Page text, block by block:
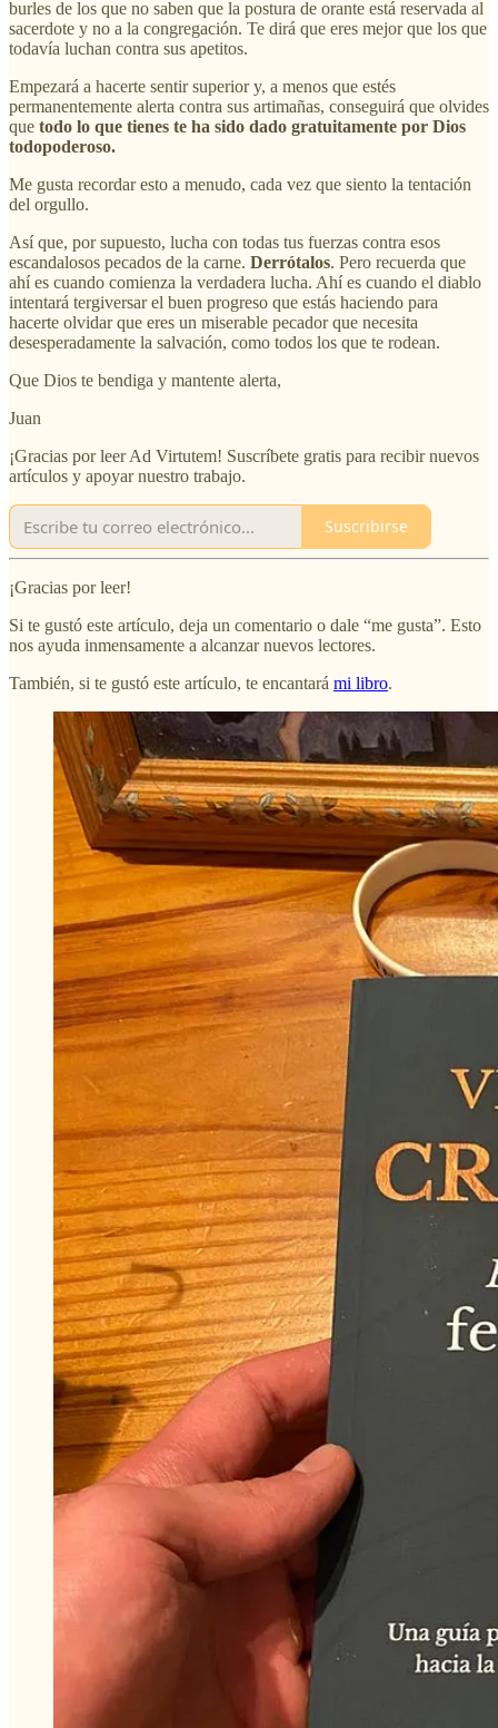
burles de los que no saben que la postura de orante está reservada al
sacerdote y no a la congregación. Te dirá que eres mejor que los que
todavía luchan contra sus apetitos.
Empezará a hacerte sentir superior y, a menos que estés
permanentemente alerta contra sus artimañas, conseguirá que olvides
que todo lo que tienes te ha sido dado gratuitamente por Dios
todopoderoso.
Me gusta recordar esto a menudo, cada vez que siento la tentación
del orgullo.
Así que, por supuesto, lucha con todas tus fuerzas contra esos
escandalosos pecados de la carne. Derrótalos. Pero recuerda que
ahí es cuando comienza la verdadera lucha. Ahí es cuando el diablo
intentará tergiversar el buen progreso que estás haciendo para
hacerte olvidar que eres un miserable pecador que necesita
desesperadamente la salvación, como todos los que te rodean.
Que Dios te bendiga y mantente alerta,
Juan
¡Gracias por leer Ad Virtutem! Suscríbete gratis para recibir nuevos
artículos y apoyar nuestro trabajo.
Suscribirse
¡Gracias por leer!
Si te gustó este artículo, deja un comentario o dale “me gusta”. Esto
nos ayuda inmensamente a alcanzar nuevos lectores.
También, si te gustó este artículo, te encantará mi libro.